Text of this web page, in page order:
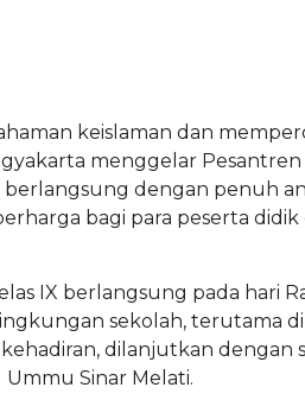
keislaman dan
menggelar
berlangsung dengan penuh
bagi para peserta
IX berlangsung pada hari
sekolah, terutama
dilanjutkan dengan
Sinar Melati.